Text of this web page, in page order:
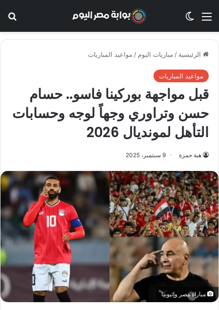
القائمة الوضع المظلم
الرئيسية / مباريات اليوم / مواعيد المباريات
مواعيد المباريات
قبل مواجهة بوركينا فاسو.. حسام
حسن وتراوري وجهاً لوجه وحسابات
التأهل لمونديال 2026
هبة حمزة 9 سبتمبر، 2025
مباراة مصر وإثيوبيا